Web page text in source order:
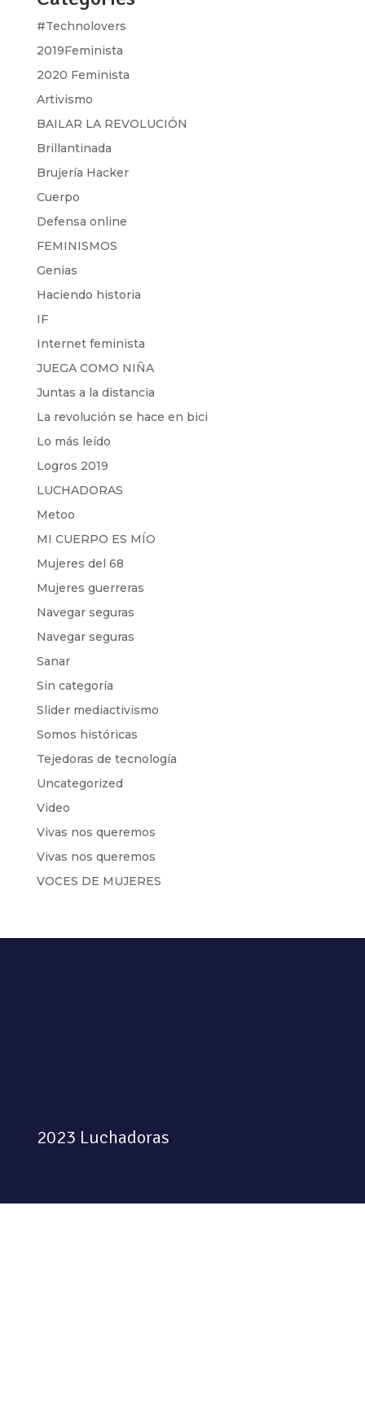
#Technolovers
2019Feminista
2020 Feminista
Artivismo
BAILAR LA REVOLUCIÓN
Brillantinada
Brujería Hacker
Cuerpo
Defensa online
FEMINISMOS
Genias
Haciendo historia
IF
Internet feminista
JUEGA COMO NIÑA
Juntas a la distancia
La revolución se hace en bici
Lo más leído
Logros 2019
LUCHADORAS
Metoo
MI CUERPO ES MÍO
Mujeres del 68
Mujeres guerreras
Navegar seguras
Navegar seguras
Sanar
Sin categoría
Slider mediactivismo
Somos históricas
Tejedoras de tecnología
Uncategorized
Video
Vivas nos queremos
Vivas nos queremos
VOCES DE MUJERES
2023 Luchadoras